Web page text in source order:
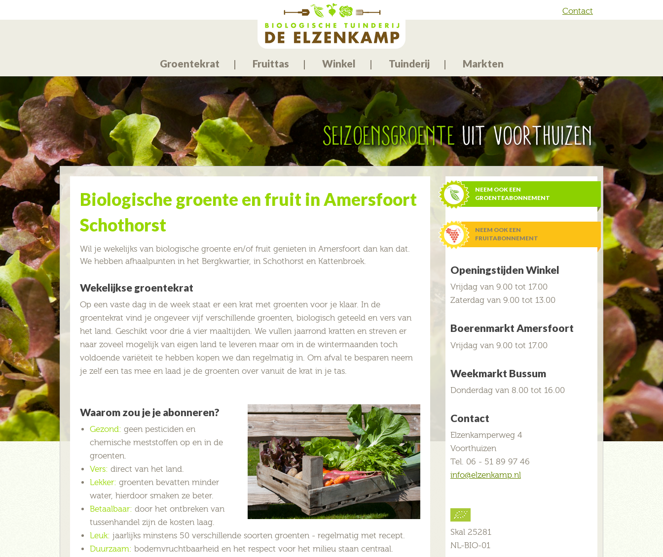
Contact
Groentekrat Fruittas Winkel Tuinderij Markten
Seizoensgroenteuit Voorthuizen
Biologische groente en fruit in Amersfoort
Schothorst
Wil je wekelijks van biologische groente en/of fruit genieten in Amersfoort dan kan dat.
We hebben afhaalpunten in het Bergkwartier, in Schothorst en Kattenbroek.
Wekelijkse groentekrat
Op een vaste dag in de week staat er een krat met groenten voor je klaar. In de
groentekrat vind je ongeveer vijf verschillende groenten, biologisch geteeld en vers van
het land. Geschikt voor drie á vier maaltijden. We vullen jaarrond kratten en streven er
naar zoveel mogelijk van eigen land te leveren maar om in de wintermaanden toch
voldoende variëteit te hebben kopen we dan regelmatig in. Om afval te besparen neem
je zelf een tas mee en laad je de groenten over vanuit de krat in je tas.
Waarom zou je je abonneren?
Gezond: geen pesticiden en
chemische meststoffen op en in de
groenten.
Vers: direct van het land.
Lekker: groenten bevatten minder
water, hierdoor smaken ze beter.
Betaalbaar: door het ontbreken van
tussenhandel zijn de kosten laag.
Leuk: jaarlijks minstens 50 verschillende soorten groenten - regelmatig met recept.
Duurzaam: bodemvruchtbaarheid en het respect voor het milieu staan centraal.
NEEM OOK EEN
GROENTEABONNEMENT
NEEM OOK EEN
FRUITABONNEMENT
Openingstijden Winkel
Vrijdag van 9.00 tot 17.00
Zaterdag van 9.00 tot 13.00
Boerenmarkt Amersfoort
Vrijdag van 9.00 tot 17.00
Weekmarkt Bussum
Donderdag van 8.00 tot 16.00
Contact
Elzenkamperweg 4
Voorthuizen
Tel. 06 - 51 89 97 46
info@elzenkamp.nl
Skal 25281
NL-BIO-01